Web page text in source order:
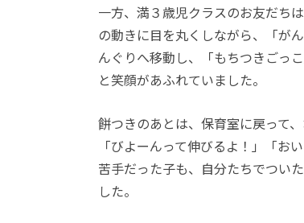
一方、満３歳児クラスのお友だち
の動きに目を丸くしながら、「が
んぐりへ移動し、「もちつきごっ
と笑顔があふれていました。
餅つきのあとは、保育室に戻って
「びよーんって伸びるよ！」「お
苦手だった子も、自分たちでつい
した。